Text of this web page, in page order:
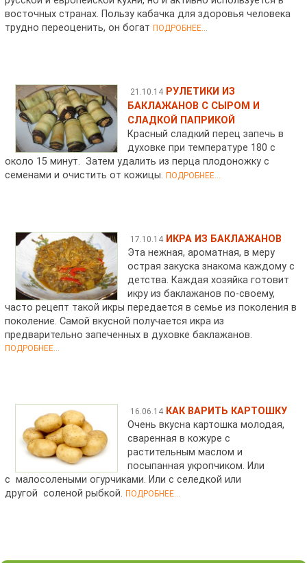
восточных странах. Пользу кабачка для здоровья человека
трудно переоценить, он богатПОДРОБНЕЕ...
21.10.14 РУЛЕТИКИ ИЗ
БАКЛАЖАНОВ С СЫРОМ И
СЛАДКОЙ ПАПРИКОЙ
Красный сладкий перец запечь в
духовке при температуре 180 с
около 15 минут. Затем удалить из перца плодоножку с
семенами и очистить от кожицы.ПОДРОБНЕЕ...
17.10.14 ИКРА ИЗ БАКЛАЖАНОВ
Эта нежная, ароматная, в меру
острая закуска знакома каждому с
детства. Каждая хозяйка готовит
икру из баклажанов по-своему,
часто рецепт такой икры передается в семье из поколения в
поколение. Самой вкусной получается икра из
предварительно запеченных в духовке баклажанов.
ПОДРОБНЕЕ...
16.06.14 КАК ВАРИТЬ КАРТОШКУ
Очень вкусна картошка молодая,
сваренная в кожуре с
растительным маслом и
посыпанная укропчиком. Или
с малосолеными огурчиками. Или с селедкой или
другой соленой рыбкой.ПОДРОБНЕЕ...